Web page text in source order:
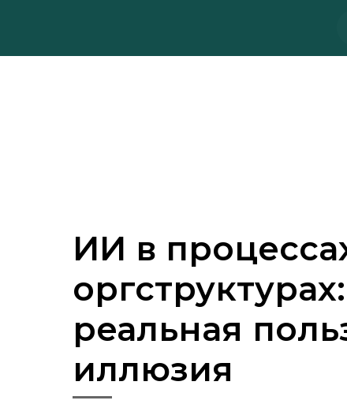
ИИ в
реальная
иллюзия